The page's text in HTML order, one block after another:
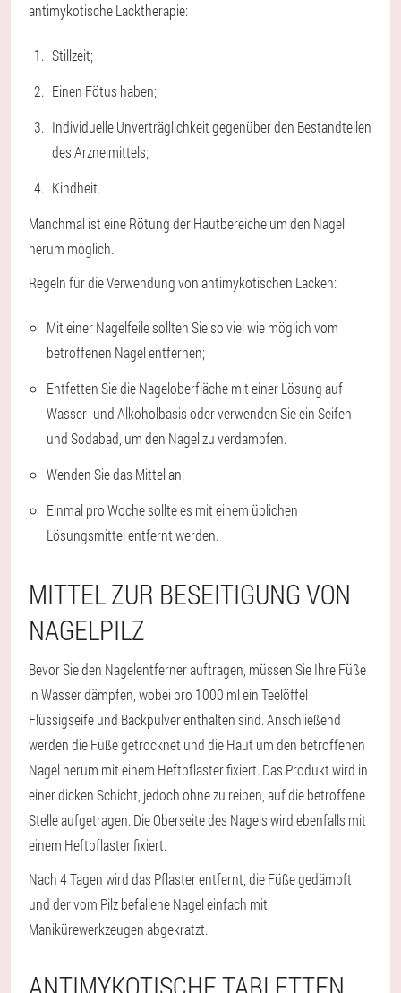
antimykotische Lacktherapie:
Stillzeit;
Einen Fötus haben;
Individuelle Unverträglichkeit gegenüber den Bestandteilen
des Arzneimittels;
Kindheit.
Manchmal ist eine Rötung der Hautbereiche um den Nagel
herum möglich.
Regeln für die Verwendung von antimykotischen Lacken:
Mit einer Nagelfeile sollten Sie so viel wie möglich vom
betroffenen Nagel entfernen;
Entfetten Sie die Nageloberfläche mit einer Lösung auf
Wasser- und Alkoholbasis oder verwenden Sie ein Seifen-
und Sodabad, um den Nagel zu verdampfen.
Wenden Sie das Mittel an;
Einmal pro Woche sollte es mit einem üblichen
Lösungsmittel entfernt werden.
MITTEL ZUR BESEITIGUNG VON
NAGELPILZ
Bevor Sie den Nagelentferner auftragen, müssen Sie Ihre Füße
in Wasser dämpfen, wobei pro 1000 ml ein Teelöffel
Flüssigseife und Backpulver enthalten sind. Anschließend
werden die Füße getrocknet und die Haut um den betroffenen
Nagel herum mit einem Heftpflaster fixiert. Das Produkt wird in
einer dicken Schicht, jedoch ohne zu reiben, auf die betroffene
Stelle aufgetragen. Die Oberseite des Nagels wird ebenfalls mit
einem Heftpflaster fixiert.
Nach 4 Tagen wird das Pflaster entfernt, die Füße gedämpft
und der vom Pilz befallene Nagel einfach mit
Manikürewerkzeugen abgekratzt.